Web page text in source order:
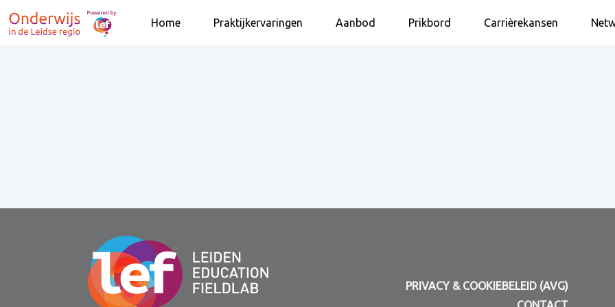
Home Praktijkervaringen Aanbod Prikbord Carrièrekansen
PRIVACY & COOKIEBELEID (AVG)